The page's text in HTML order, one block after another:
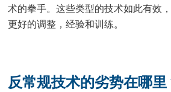
术的拳手。这些类型的技术如此有效
更好的调整，经验和训练。
反常规技术的劣势在哪里